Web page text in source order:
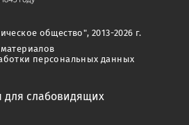
общество", 2013-2026 г.
персональных данных
для слабовидящих